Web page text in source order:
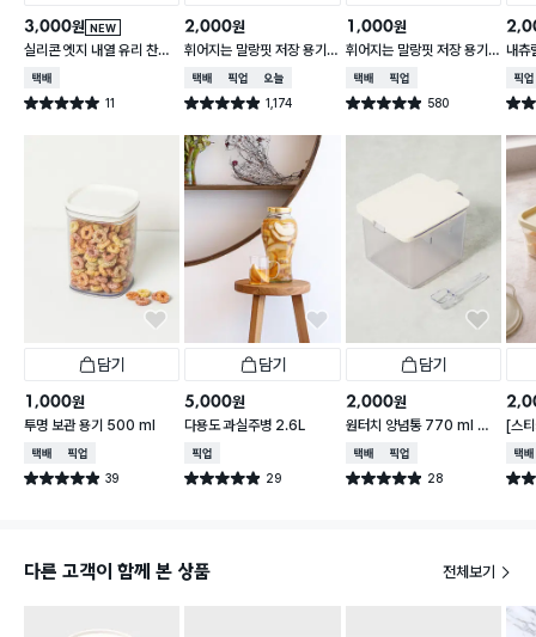
NEW
3,000원
실리콘 엣지 내열 유리 찬통
550 ml
택배배송
별점 5.0점 11
건 작성
2,000원
휘어지는 말랑핏 저장 용기
2 L 그레이
택배배송매장픽업오늘배송
별점 4.9점 1,174
건 작성
1,000원
휘어지는 말랑핏 저장 용기
900ml 스카이블루
택배배송매장픽업
별점 4.9점 580
건 작성
내츄
매장
별점
담기
1,000원
투명 보관 용기 500 ml
택배배송매장픽업
별점 4.9점 39
건 작성
담기
5,000원
다용도 과실주병 2.6L
매장픽업
별점 4.9점 29
건 작성
담기
2,000원
원터치 양념통 770 ml 스
푼 포함
택배배송매장픽업
별점 4.9점 28
건 작성
[스
가
택배
별점
다른 고객이 함께 본 상품 전체보기